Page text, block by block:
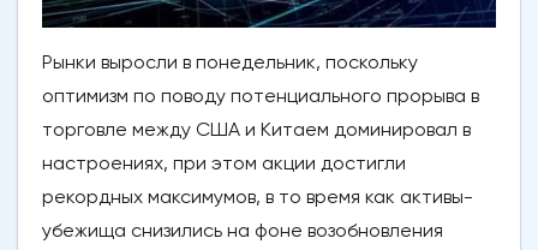
Рынки выросли в понедельник, поскольку
оптимизм по поводу потенциального прорыва в
торговле между США и Китаем доминировал в
настроениях, при этом акции достигли
рекордных максимумов, в то время как активы-
убежища снизились на фоне возобновления